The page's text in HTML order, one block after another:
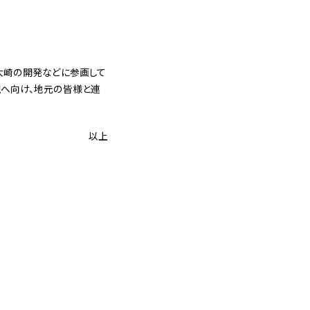
崎の開発などに参画して
へ向け、地元の皆様と連
以上